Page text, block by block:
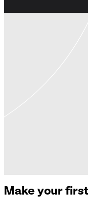
Make your